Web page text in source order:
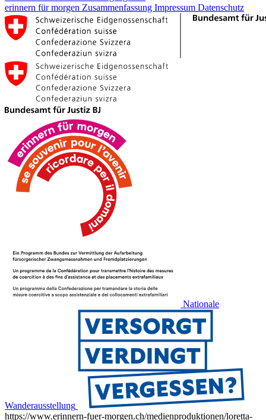
erinnern für morgen Zusammenfassung Impressum Datenschutz
Nationale
Wanderausstellung
https://www.erinnern-fuer-morgen.ch/medienproduktionen/loretta-